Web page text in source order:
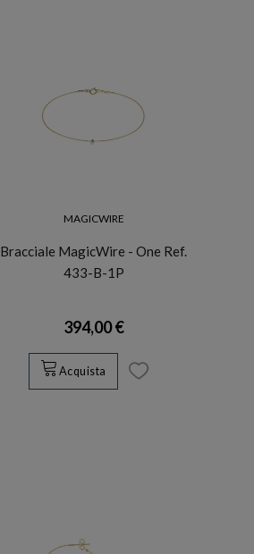
MAGICWIRE
Bracciale MagicWire - One Ref.
433-B-1P
394,00 €
Acquista